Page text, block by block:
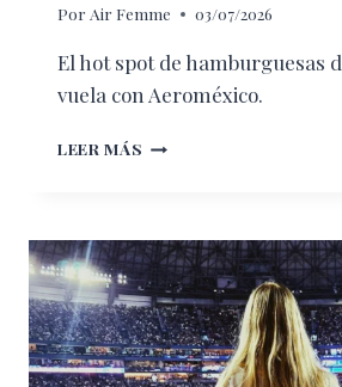
Por Air Femme 03/07/2026
El hot spot de hamburguesas
vuela con Aeroméxico.
LEER MÁS AEROMÉXICO
DE
BOBO
BURGERS
A
SUS
VUELOS